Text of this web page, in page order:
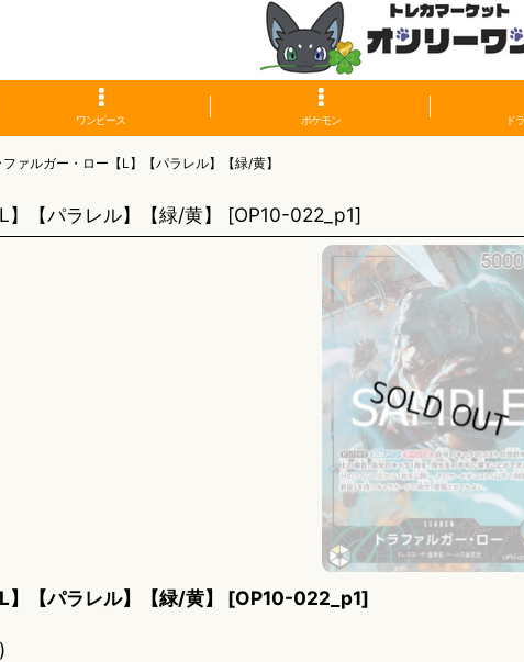
ワンピース ポケモン ド
ファルガー・ロー【L】【パラレル】【緑/黄】
【パラレル】【緑/黄】 [OP10-022_p1]
【パラレル】【緑/黄】 [OP10-022_p1]